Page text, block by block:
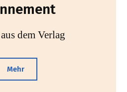
dem Verlag
Mehr